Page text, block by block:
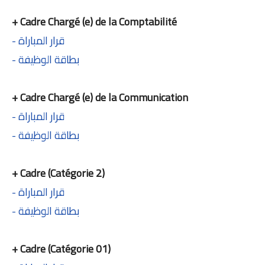
+ Cadre Chargé (e) de la Comptabilité
- قرار المباراة
- بطاقة الوظيفة
+ Cadre Chargé (e) de la Communication
- قرار المباراة
- بطاقة الوظيفة
+ Cadre (Catégorie 2)
- قرار المباراة
- بطاقة الوظيفة
+ Cadre (Catégorie 01)